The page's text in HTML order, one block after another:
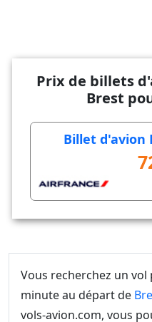
Prix de billets
Brest
Billet d'avion
Vous recherchez un
minute au départ de
vols-avion.com, vous